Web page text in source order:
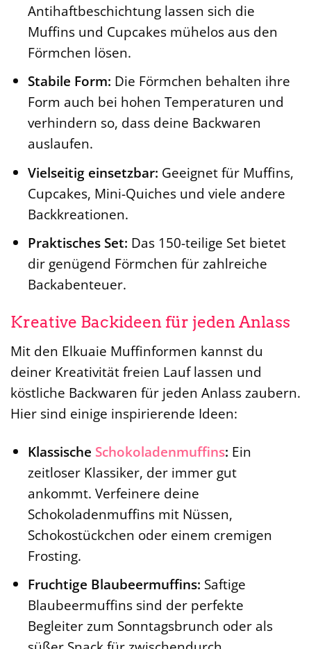
Antihaftbeschichtung lassen sich die
Muffins und Cupcakes mühelos aus den
Förmchen lösen.
Stabile Form: Die Förmchen behalten ihre
Form auch bei hohen Temperaturen und
verhindern so, dass deine Backwaren
auslaufen.
Vielseitig einsetzbar: Geeignet für Muffins,
Cupcakes, Mini-Quiches und viele andere
Backkreationen.
Praktisches Set: Das 150-teilige Set bietet
dir genügend Förmchen für zahlreiche
Backabenteuer.
Kreative Backideen für jeden Anlass
Mit den Elkuaie Muffinformen kannst du
deiner Kreativität freien Lauf lassen und
köstliche Backwaren für jeden Anlass zaubern.
Hier sind einige inspirierende Ideen:
Klassische Schokoladenmuffins: Ein
zeitloser Klassiker, der immer gut
ankommt. Verfeinere deine
Schokoladenmuffins mit Nüssen,
Schokostückchen oder einem cremigen
Frosting.
Fruchtige Blaubeermuffins: Saftige
Blaubeermuffins sind der perfekte
Begleiter zum Sonntagsbrunch oder als